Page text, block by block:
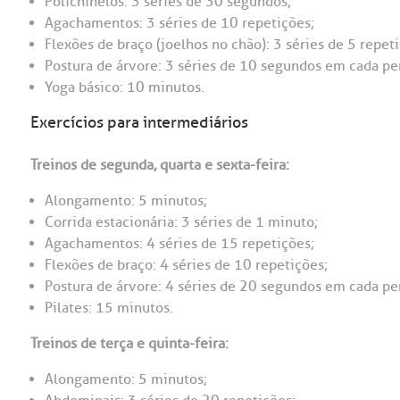
Agachamentos: 3 séries de 10 repetições;
Flexões de braço (joelhos no chão): 3 séries de 5
Postura de árvore: 3 séries de 10 segundos em cada
Yoga básico: 10 minutos.
Exercícios para intermediários
Treinos de segunda, quarta e sexta-feira:
Alongamento: 5 minutos;
Corrida estacionária: 3 séries de 1 minuto;
Agachamentos: 4 séries de 15 repetições;
Flexões de braço: 4 séries de 10 repetições;
Postura de árvore: 4 séries de 20 segundos em cada
Pilates: 15 minutos.
Treinos de terça e quinta-feira:
Alongamento: 5 minutos;